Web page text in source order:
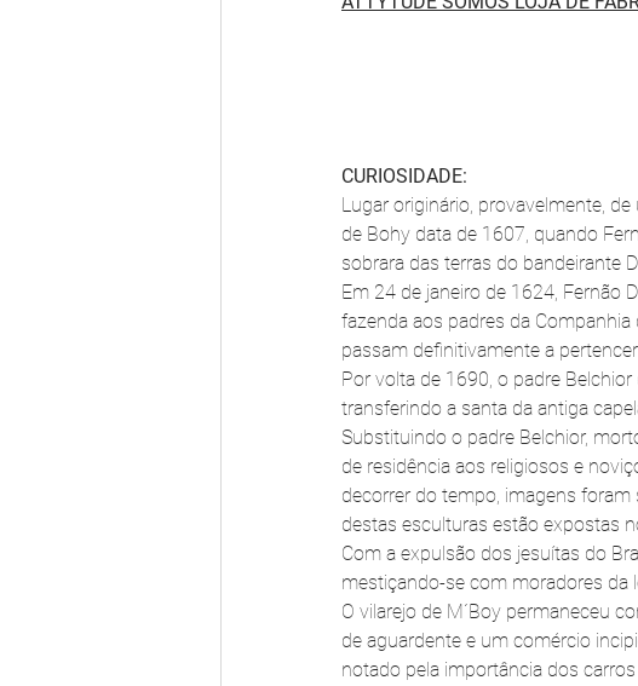
CURIOSIDADE:
Lugar originário, provavelmente,
de Bohy data de 1607, quando
sobrara das terras do bandeirante
Em 24 de janeiro de 1624, Fernão
fazenda aos padres da
passam definitivamente a
Por volta de 1690, o padre
transferindo a santa da antiga
Substituindo o padre Belchior,
de residência aos religiosos e
decorrer do tempo, imagens
destas esculturas estão expostas
Com a expulsão dos jesuítas do
mestiçando-se com moradores da
O vilarejo de M´Boy permaneceu
de aguardente e um comércio
notado pela importância dos